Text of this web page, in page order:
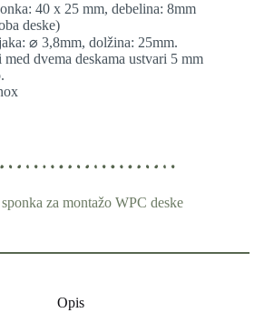
40 x 25 mm, debelina: 8mm
deske)
⌀ 3,8mm, dolžina: 25mm.
med dvema deskama ustvari 5 mm
Opis